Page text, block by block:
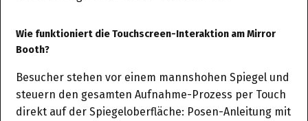
Wie funktioniert die Touchscreen-Interaktion am Mirror
Booth?
Besucher stehen vor einem mannshohen Spiegel und
steuern den gesamten Aufnahme-Prozess per Touch
direkt auf der Spiegeloberfläche: Posen-Anleitung mit